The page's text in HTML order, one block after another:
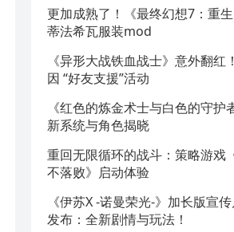
更加成熟了！《最终幻想7：重生
蒂法希瓦服装mod
《异形大战铁血战士》意外翻红
因 “好友支援”活动
《红色的炼金术士与白色的守护
新系统与角色揭晓
重回无限循环的战斗：策略游戏
不落败》启动体验
《伊苏X -诺曼荣光-》加长版宣
发布：全新剧情与玩法！